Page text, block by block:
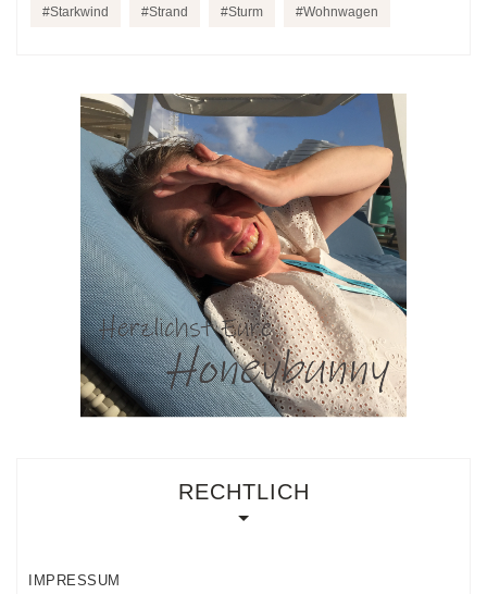
Starkwind Strand Sturm Wohnwagen
RECHTLICH
IMPRESSUM